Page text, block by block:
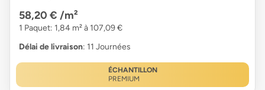
58,20 € /m²
1 Paquet: 1,84 m² à 107,09 €
Délai de livraison: 11 Journées
ÉCHANTILLON
PREMIUM